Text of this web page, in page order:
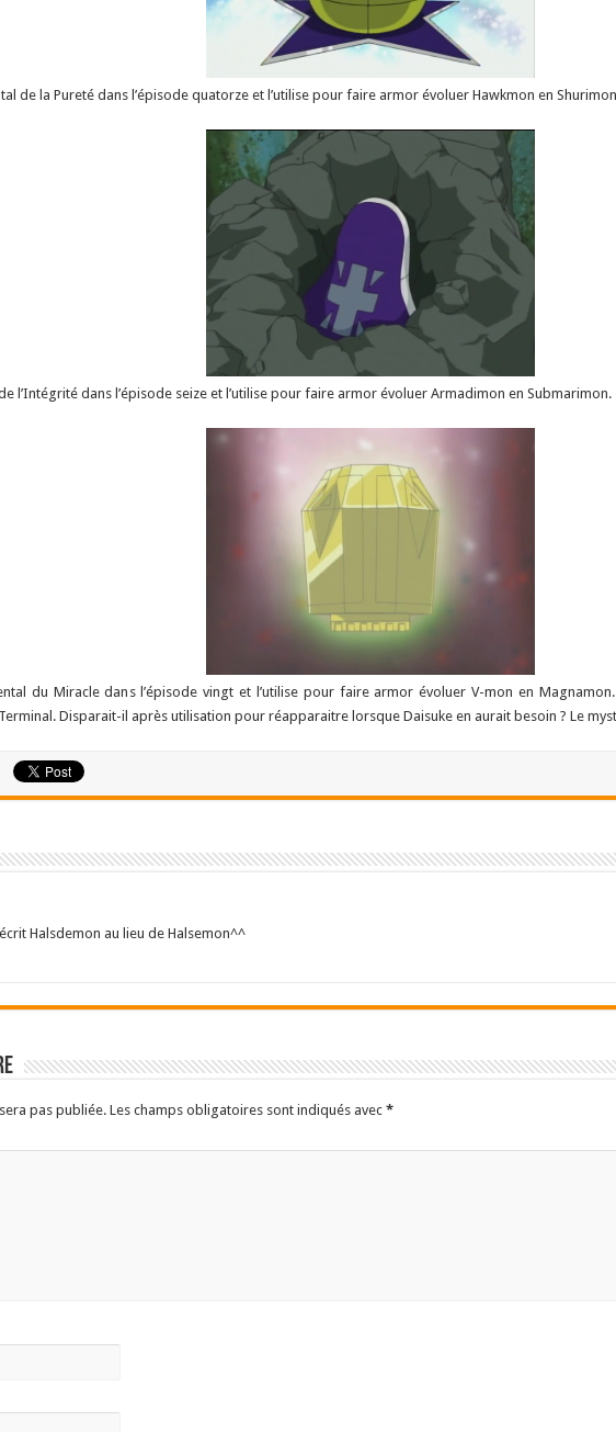
de la Pureté dans l’épisode quatorze et l’utilise pour faire armor évoluer Hawkmon en
l’Intégrité dans l’épisode seize et l’utilise pour faire armor évoluer Armadimon en Submarimon.
du Miracle dans l’épisode vingt et l’utilise pour faire armor évoluer V-mon en
Disparait-il après utilisation pour réapparaitre lorsque Daisuke en aurait besoin ? Le
écrit Halsdemon au lieu de Halsemon^^
pas publiée. Les champs obligatoires sont indiqués avec *